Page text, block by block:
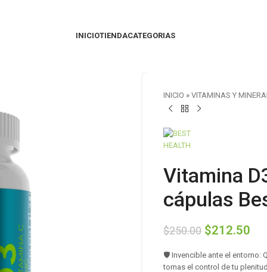
INICIOTIENDACATEGORIAS
INICIO » VITAMINAS Y
Vitamina
cápulas
$250.00 $212.50
🛡️ Invencible ante el entorno:
tomas el control de tu